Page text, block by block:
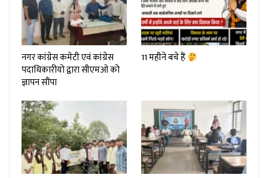
नगर कांग्रेस कमेटी एवं कांग्रेस
पदाधिकारीयो द्वारा सीएमओ को
ज्ञापन सौंपा
11 महीने बचे हैं